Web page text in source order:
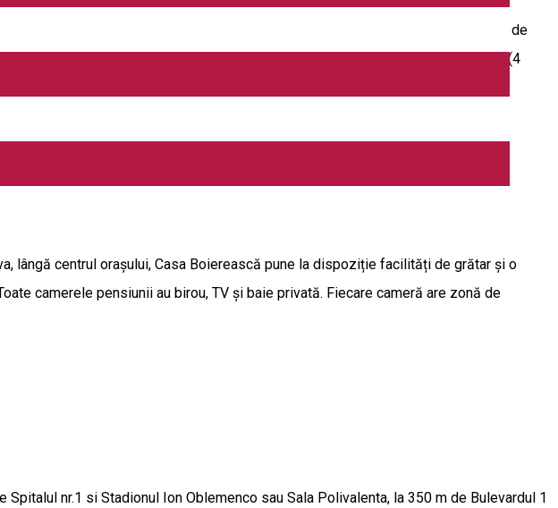
2 saloane moderne, unul pentru copii (cu echipament adecvat de joaca) si altul de
cu baie proprie, plasma TV si internet WI-FI. (11 camere) si 4 apartamente (4
lângă centrul orașului, Casa Boierească pune la dispoziție facilități de grătar și o
camerele pensiunii au birou, TV și baie privată. Fiecare cameră are zonă de
nr.1 si Stadionul Ion Oblemenco sau Sala Polivalenta, la 350 m de Bulevardul 1